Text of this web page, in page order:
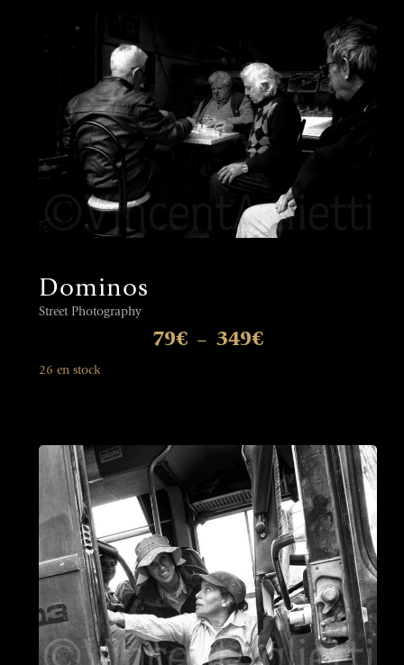
Dominos
Street Photography
79€ – 349€
26 en stock